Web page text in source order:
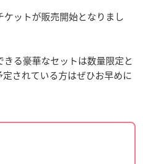
ットが販売開始となりまし
る豪華なセットは数量限定と
されている方はぜひお早めに